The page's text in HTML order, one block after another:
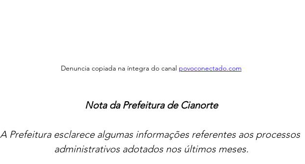
Denuncia copiada na íntegra do canal povoconectado.com
Nota da Prefeitura de Cianorte
A Prefeitura esclarece algumas informações referentes aos processos
administrativos adotados nos últimos meses.